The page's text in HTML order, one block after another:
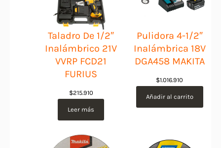
Taladro De 1/2″
Inalámbrico 21V
VVRP FCD21
FURIUS
$215.910
Leer más
Pulidora 4-1/2″
Inalámbrica 18V
DGA458 MAKITA
$1.016.910
Añadir al carrito